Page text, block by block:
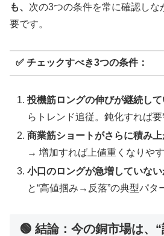
も、 次の3つの条件を常に確認しな
要です。
✅ チェックすべき3つの条件：
投機筋ロングの伸びが継続して
らトレンド追従。鈍化すれば要
商業筋ショートがさらに積み
→ 増加すれば上値重くなりやす
小口のロングが急増していない
と“高値掴み→反落”の典型パタ
🟢 結論：今の銅市場は、